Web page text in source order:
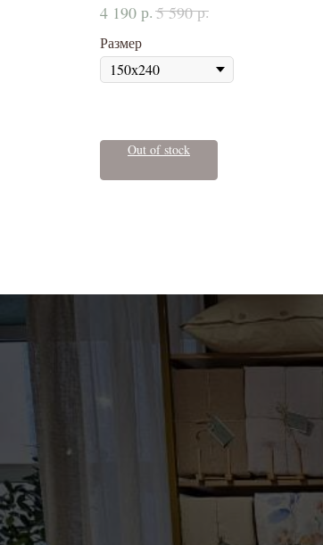
4 190 р. 5 590 р.
Размер
Out of stock